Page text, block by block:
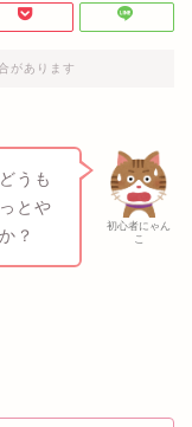
があります
初心者にゃん
こ
うも
とや
？